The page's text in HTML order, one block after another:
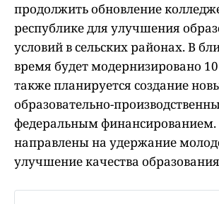
продолжить обновление
республике для улучшения
условий в сельских районах. В
время будет модернизировано
также планируется создание
образовательно-
федеральным
направлены на удержание
улучшение качества